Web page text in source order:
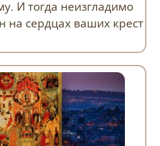
И тогда неизгладимо
на сердцах ваших крест